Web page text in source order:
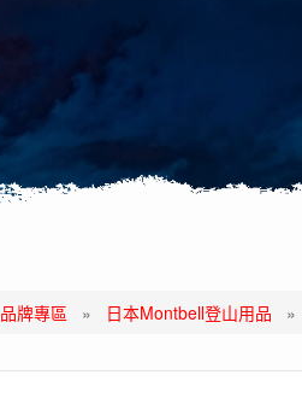
品牌專區 » 日本Montbell登山用品 »